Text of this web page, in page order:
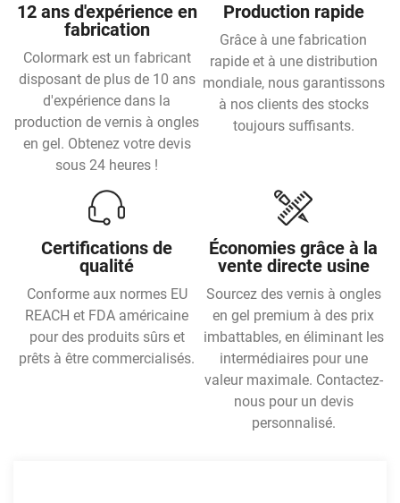
12 ans d'expérience en
fabrication
Colormark est un fabricant
disposant de plus de 10 ans
d'expérience dans la
production de vernis à ongles
en gel. Obtenez votre devis
sous 24 heures !
Production rapide
Grâce à une fabrication
rapide et à une distribution
mondiale, nous garantissons
à nos clients des stocks
toujours suffisants.
Certifications de
qualité
Conforme aux normes EU
REACH et FDA américaine
pour des produits sûrs et
prêts à être commercialisés.
Économies grâce à la
vente directe usine
Sourcez des vernis à ongles
en gel premium à des prix
imbattables, en éliminant les
intermédiaires pour une
valeur maximale. Contactez-
nous pour un devis
personnalisé.